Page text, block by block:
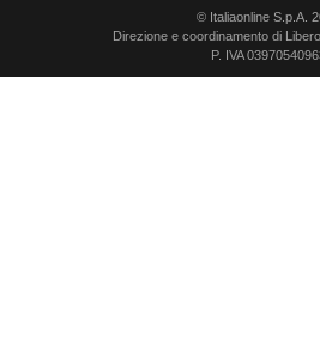
© Italiaonline S.p.A.
Direzione e coordinamento di
P. IVA